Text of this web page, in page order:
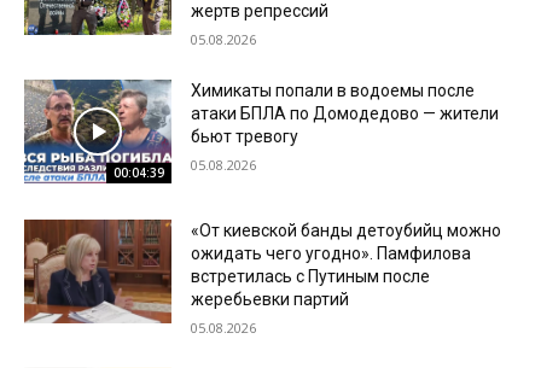
жертв репрессий
05.08.2026
00:04:39
Химикаты попали в водоемы после
атаки БПЛА по Домодедово — жители
бьют тревогу
05.08.2026
«От киевской банды детоубийц можно
ожидать чего угодно». Памфилова
встретилась с Путиным после
жеребьевки партий
05.08.2026